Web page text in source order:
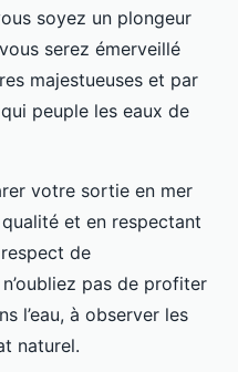
soyez un plongeur
serez émerveillé
majestueuses et par
peuple les eaux de
votre sortie en mer
et en respectant
de
pas de profiter
l’eau, à observer les
naturel.